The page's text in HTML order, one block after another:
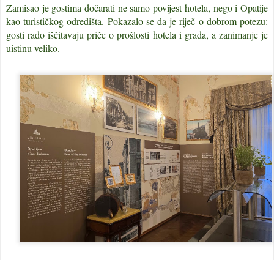
Zamisao je gostima dočarati ne samo povijest hotela, nego i Opatije
kao turističkog odredišta. Pokazalo se da je riječ o dobrom potezu:
gosti rado iščitavaju priče o prošlosti hotela i grada, a zanimanje je
uistinu veliko.